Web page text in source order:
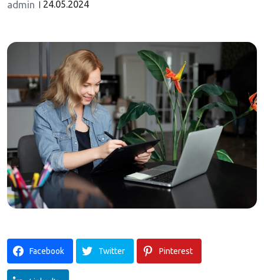
admin 24.05.2024
Facebook Twitter Pinterest